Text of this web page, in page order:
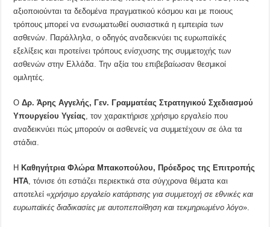
αξιοποιούνται τα δεδομένα πραγματικού κόσμου και με ποιους
τρόπους μπορεί να ενσωματωθεί ουσιαστικά η εμπειρία των
ασθενών. Παράλληλα, ο οδηγός αναδεικνύει τις ευρωπαϊκές
εξελίξεις και προτείνει τρόπους ενίσχυσης της συμμετοχής των
ασθενών στην Ελλάδα. Την αξία του επιβεβαίωσαν θεσμικοί
ομιλητές.
ΟΔρ. Άρης Αγγελής, Γεν. Γραμματέας Στρατηγικού Σχεδιασμού
Υπουργείου Υγείας , τον χαρακτήρισε χρήσιμο εργαλείο που
αναδεικνύει πώς μπορούν οι ασθενείς να συμμετέχουν σε όλα τα
στάδια.
ΗΚαθηγήτρια Φλώρα Μπακοπούλου, Πρόεδρος της Επιτροπής
HTA , τόνισε ότι εστιάζει περιεκτικά στα σύγχρονα θέματα και
αποτελεί «χρήσιμο εργαλείο κατάρτισης για συμμετοχή σε εθνικές και
ευρωπαϊκές διαδικασίες με αυτοπεποίθηση και τεκμηριωμένο λόγο».